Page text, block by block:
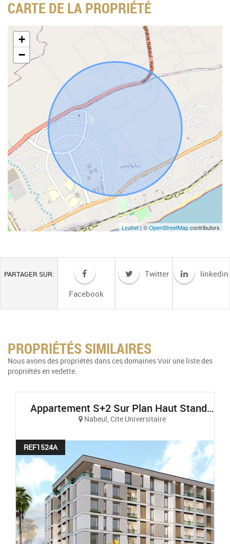
CARTE DE LA PROPRIÉTÉ
+
−
Leaflet| ©OpenStreetMapcontributors
PARTAGER SUR:
Facebook
Twitter linkedin
PROPRIÉTÉS SIMILAIRES
Nous avons des propriétés dans ces domaines Voir une liste des
propriétés en vedette.
Appartement S+2 Sur Plan Haut Standing Et Vue Sur Mer À AFH Mrezga, Cité El Wafa, Nabeul
Nabeul, Cite Universitaire
REF1524A